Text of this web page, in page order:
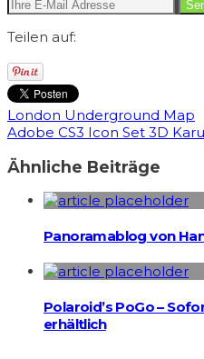
Teilen auf:
London Underground Map
Adobe CS3 Icon Set 3D
Ähnliche Beiträge
Panoramablog von
Polaroid’s PoGo –
erhältlich